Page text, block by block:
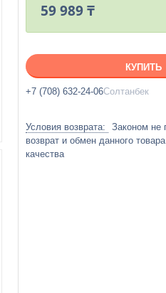
59 989 ₸
КУПИТЬ
+7 (708) 632-24-06Солтанбек
Законом не
возврат и обмен данного
качества